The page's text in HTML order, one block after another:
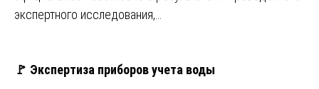
экспертного исследования,…
🚩 Экспертиза приборов учета воды